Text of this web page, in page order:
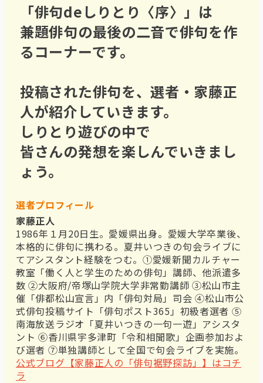
「俳句deしりとり〈序〉」は
兼題俳句の最後の二音で俳句を作
るコーナーです。
投稿された俳句を、選者・家藤正
人が紹介していきます。
しりとり遊びの中で
皆さんの発想を楽しんでいきまし
ょう。
選者プロフィール
家藤正人
1986年１月20日生。愛媛県出身。愛媛大学卒業後、
本格的に俳句に携わる。夏井いつきの句会ライブに
てアシスタント経験をつむ。①愛媛新聞カルチャー
教室「働く人と学生のための俳句」講師、他派遣多
数 ②大阪府/帝塚山学院大学非常勤講師 ③松山市主
催「俳都松山宣言」内「俳句対局」司会 ④松山市公
式俳句投稿サイト「俳句ポスト365」初級者選者 ⑤
南海放送ラジオ「夏井いつきの一句一遊」アシスタ
ント ⑥香川県宇多津町「令和相聞歌」企画参加およ
び選者 ⑦単独講師として全国で句会ライブを実施。
公式ブログ【家藤正人の「俳句裾野探訪」】はコチ
ラ